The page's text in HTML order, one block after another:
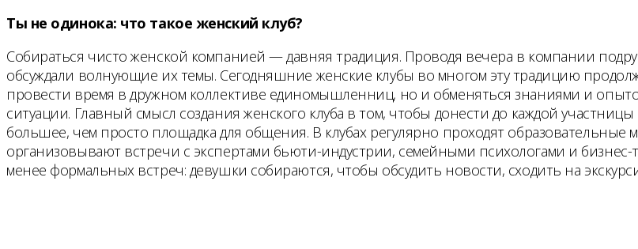
Ты не одинока: что такое женский клуб?
Собираться чисто женской компанией — давняя традиция. Проводя вечера в компании
обсуждали волнующие их темы. Сегодняшние женские клубы во многом эту традицию
провести время в дружном коллективе единомышленниц, но и обменяться знаниями и
ситуации. Главный смысл создания женского клуба в том, чтобы донести до каждой
большее, чем просто площадка для общения. В клубах регулярно проходят образовательные
организовывают встречи с экспертами бьюти-индустрии, семейными психологами и
менее формальных встреч: девушки собираются, чтобы обсудить новости, сходить на